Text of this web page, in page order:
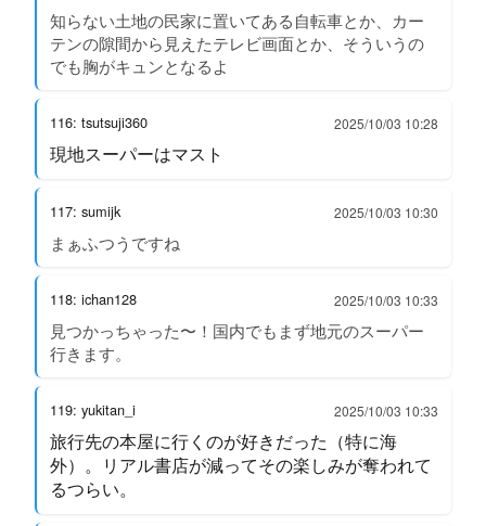
知らない土地の民家に置いてある自転車とか、カー
テンの隙間から見えたテレビ画面とか、そういうの
でも胸がキュンとなるよ
116: tsutsuji360 2025/10/03 10:28
現地スーパーはマスト
117: sumijk 2025/10/03 10:30
まぁふつうですね
118: ichan128 2025/10/03 10:33
見つかっちゃった〜！国内でもまず地元のスーパー
行きます。
119: yukitan_i 2025/10/03 10:33
旅行先の本屋に行くのが好きだった（特に海
外）。リアル書店が減ってその楽しみが奪われて
るつらい。